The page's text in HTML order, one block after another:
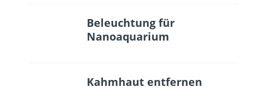
Beleuchtung für
Nanoaquarium
Kahmhaut entfernen